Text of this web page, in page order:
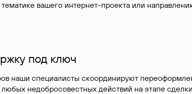
вашего интернет-проекта или
под ключ
наши специалисты скоординируют
недобросовестных действий на этапе